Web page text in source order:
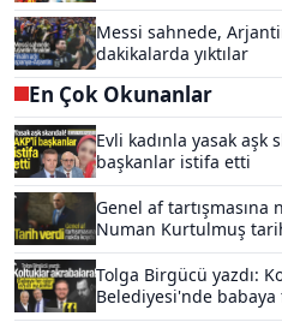
Messi sahnede,
dakikalarda yıktılar
En Çok Okunanlar
Evli kadınla yasak aşk
başkanlar istifa etti
Genel af tartışmasına
Numan Kurtulmuş
Tolga Birgücü yazdı:
Belediyesi'nde